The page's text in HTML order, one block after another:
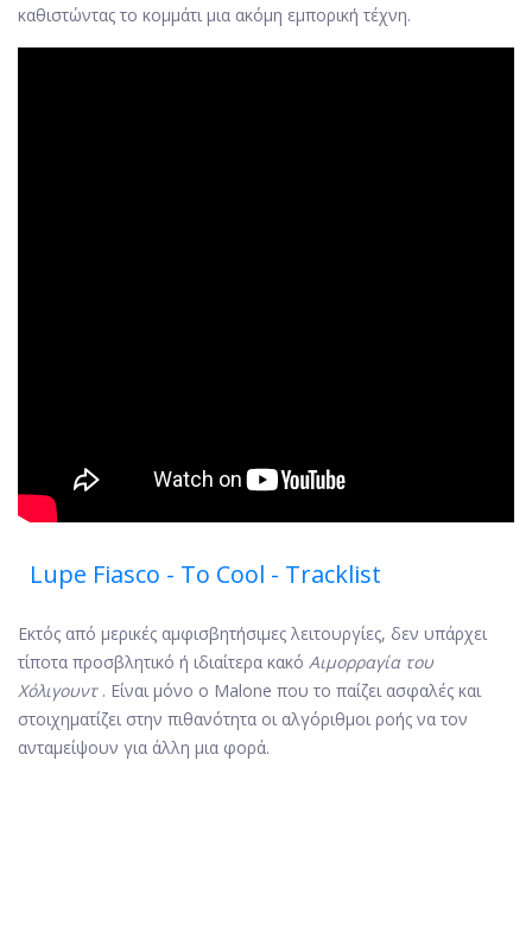
καθιστώντας το κομμάτι μια ακόμη εμπορική τέχνη.
Lupe Fiasco - Το Cool - Tracklist
Εκτός από μερικές αμφισβητήσιμες λειτουργίες, δεν υπάρχει
τίποτα προσβλητικό ή ιδιαίτερα κακό Αιμορραγία του
Χόλιγουντ. Είναι μόνο ο Malone που το παίζει ασφαλές και
στοιχηματίζει στην πιθανότητα οι αλγόριθμοι ροής να τον
ανταμείψουν για άλλη μια φορά.